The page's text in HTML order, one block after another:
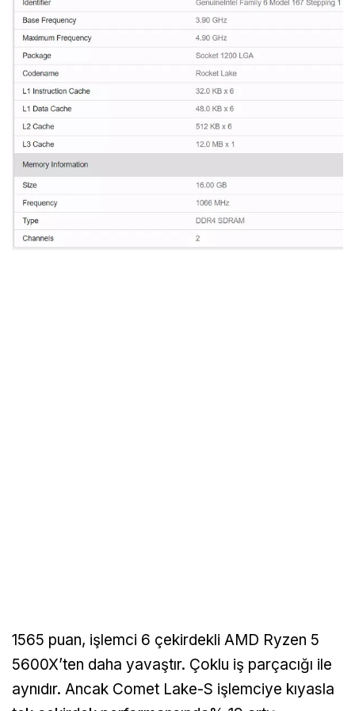
1565 puan, işlemci 6 çekirdekli AMD Ryzen 5
5600X’ten daha yavaştır. Çoklu iş parçacığı ile
aynıdır. Ancak Comet Lake-S işlemciye kıyasla